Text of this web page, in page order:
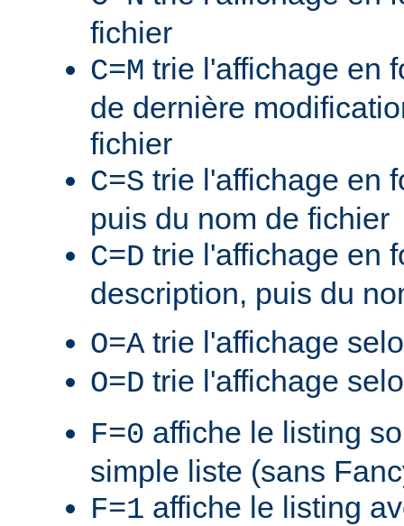
fichier
C=M trie l'affichage en
de dernière
fichier
C=S trie l'affichage en
puis du nom de fichier
C=D trie l'affichage en
description, puis du
O=A trie l'affichage
O=D trie l'affichage
F=0 affiche le listing
simple liste (sans
F=1 affiche le listing